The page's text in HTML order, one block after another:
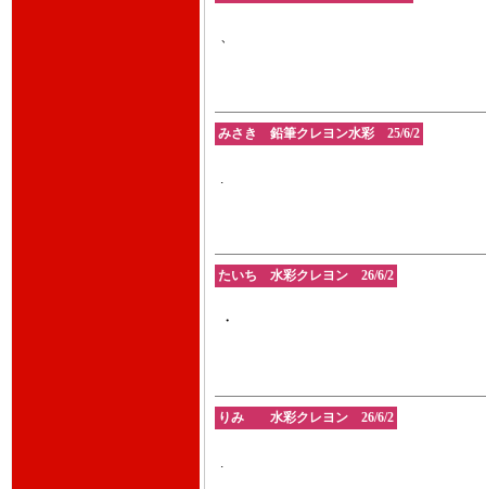
、
みさき 鉛筆クレヨン水彩 25/6/2
.
たいち 水彩クレヨン 26/6/2
・
りみ 水彩クレヨン 26/6/2
.